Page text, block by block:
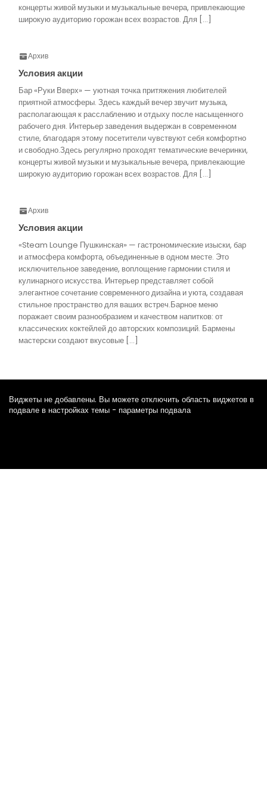
концерты живой музыки и музыкальные вечера, привлекающие
широкую аудиторию горожан всех возрастов. Для […]
Архив
Условия акции
Бар «Руки Вверх» — уютная точка притяжения любителей
приятной атмосферы. Здесь каждый вечер звучит музыка,
располагающая к расслаблению и отдыху после насыщенного
рабочего дня. Интерьер заведения выдержан в современном
стиле, благодаря этому посетители чувствуют себя комфортно
и свободно.Здесь регулярно проходят тематические вечеринки,
концерты живой музыки и музыкальные вечера, привлекающие
широкую аудиторию горожан всех возрастов. Для […]
Архив
Условия акции
«Steam Lounge Пушкинская» — гастрономические изыски, бар
и атмосфера комфорта, объединенные в одном месте. Это
исключительное заведение, воплощение гармонии стиля и
кулинарного искусства. Интерьер представляет собой
элегантное сочетание современного дизайна и уюта, создавая
стильное пространство для ваших встреч.Барное меню
поражает своим разнообразием и качеством напитков: от
классических коктейлей до авторских композиций. Бармены
мастерски создают вкусовые […]
Виджеты не добавлены. Вы можете отключить область виджетов в
подвале в настройках темы - параметры подвала